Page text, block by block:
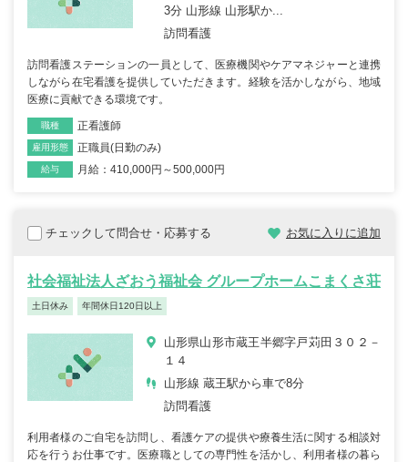
3分 山形線 山形駅か...
訪問看護
訪問看護ステーションの一員として、医療機関やケアマネジャーと連携
しながら在宅看護を提供していただきます。経験を活かしながら、地域
医療に貢献できる環境です。
職種 正看護師
雇用形態 正職員(日勤のみ)
給与 月給：410,000円～500,000円
チェックして問合せ・応募する お気に入りに追加
社会福祉法人ざおう福祉会 グループホームこまくさ荘
土日休み 年間休日120日以上
山形県山形市蔵王半郷字戸苅田３０２－
１４
山形線 蔵王駅から車で8分
訪問看護
利用者様のご自宅を訪問し、看護ケアの提供や療養生活に関する相談対
応を行うお仕事です。医療職としての専門性を活かし、利用者様の暮ら